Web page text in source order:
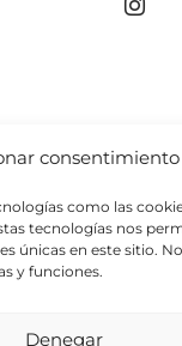
consentimiento
como las
tecnologías nos
únicas en este sitio.
y funciones.
Denegar